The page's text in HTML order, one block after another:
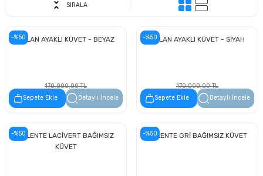
SIRALA
-%50ASLAN AYAKLI KÜVET - BEYAZ
170.000,00 TL
85.000,00 TL
Sepete Ekle Detaylı İncele
-%50ASLAN AYAKLI KÜVET - SİYAH
170.000,00 TL
85.000,00 TL
Sepete Ekle Detaylı İncele
-%50VALENTE LACİVERT BAĞIMSIZ
KÜVET
-%50
VALENTE GRİ BAĞIMSIZ KÜVET